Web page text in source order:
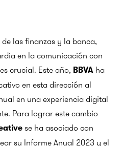
las finanzas y la banca,
en la comunicación con
crucial. Este año, BBVA ha
en esta dirección al
en una experiencia digital
Para lograr este cambio
se ha asociado con
su Informe Anual 2023 y el